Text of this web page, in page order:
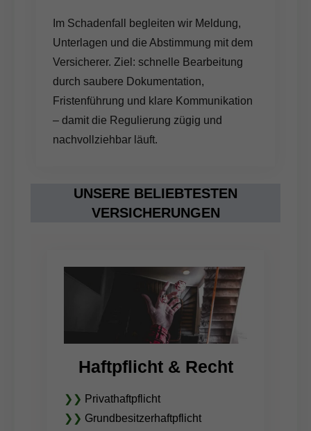
Im Schadenfall begleiten wir Meldung,
Unterlagen und die Abstimmung mit dem
Versicherer. Ziel: schnelle Bearbeitung
durch saubere Dokumentation,
Fristenführung und klare Kommunikation
– damit die Regulierung zügig und
nachvollziehbar läuft.
UNSERE BELIEBTESTEN
VERSICHERUNGEN
Haftpflicht & Recht
❯❯ Privathaftpflicht
❯❯ Grundbesitzerhaftpflicht